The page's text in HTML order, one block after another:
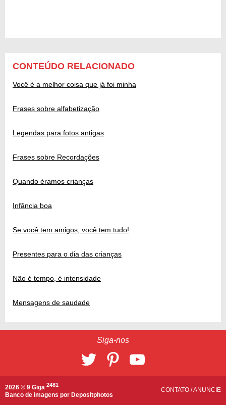
CONTEÚDO RELACIONADO
Você é a melhor coisa que já foi minha
Frases sobre alfabetização
Legendas para fotos antigas
Frases sobre Recordações
Quando éramos crianças
Infância boa
Se você tem amigos, você tem tudo!
Presentes para o dia das crianças
Não é tempo, é intensidade
Mensagens de saudade
Siga-nos
2026 © 9 Giga 2481
Banco de imagens por Depositphotos
CONTATO /ANUNCIE